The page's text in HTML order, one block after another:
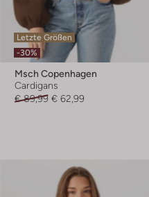
Letzte Größen
-30%
Msch Copenhagen
Cardigans
€ 89,99 € 62,99